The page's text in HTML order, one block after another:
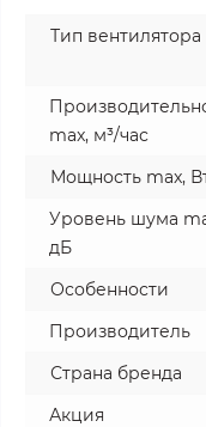
Тип вентилятора
max, м³/час
Мощность max,
Уровень шума
дБ
Особенности
Производитель
Страна бренда
Акция